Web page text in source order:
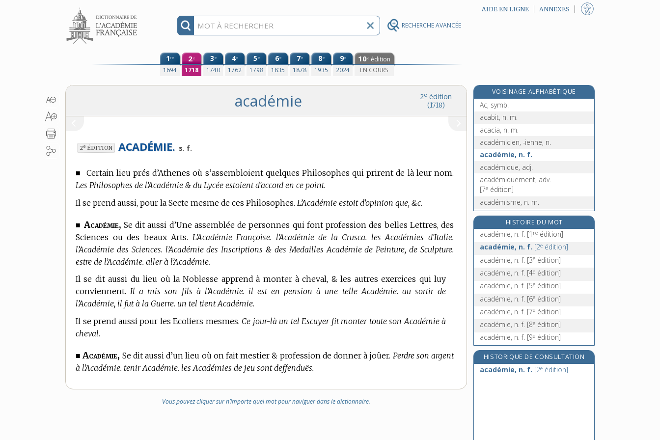
RECHERCHE AVANCÉE
Aller au contenu AIDE EN LIGNE ANNEXES
1re
1694
2e
1718
3e
1740
4e
1762
5e
1798
6e
1835
7e
1878
8e
1935
9e
2024
10e édition
EN COURS
2e édition
(1718)
académie
2e ÉDITION ACADÉMIE. s. f.
■ Certain lieu prés d’Athenes où s’assembloient quelques Philosophes qui prirent de là leur nom.
Les Philosophes de l’Académie & du Lycée estoient d’accord en ce point.
Il se prend aussi, pour la Secte mesme de ces Philosophes. L’Académie estoit d’opinion que, &c.
■ Académie, Se dit aussi d’Une assemblée de personnes qui font profession des belles Lettres, des
Sciences ou des beaux Arts. L’Académie Françoise. l’Académie de la Crusca. les Académies d’Italie.
l’Académie des Sciences. l’Académie des Inscriptions & des Medailles Académie de Peinture, de Sculpture.
estre de l’Académie. aller à l’Académie.
Il se dit aussi du lieu où la Noblesse apprend à monter à cheval, & les autres exercices qui luy
conviennent.Il a mis son fils à l’Académie. il est en pension à une telle Académie. au sortir de
l’Académie, il fut à la Guerre. un tel tient Académie.
Il se prend aussi pour les Ecoliers mesmes. Ce jour-là un tel Escuyer fit monter toute son Académie à
cheval.
■Académie, Se dit aussi d’un lieu où on fait mestier & profession de donner à joüer. Perdre son argent
à l’Académie. tenir Académie. les Académies de jeu sont deffenduës.
Vous pouvez cliquer sur n’importe quel mot pour naviguer dans le dictionnaire.
VOISINAGE ALPHABÉTIQUE
abyssin, -ine, adj.
Ac, symb.
acabit, n. m.
acacia, n. m.
académicien, -ienne, n.
académie, n. f.
académique, adj.
académiquement, adv.
[7e édition]
académisme, n. m.
académiste, n. m.[8eédition]
acadien, -ienne, adj.
acagnarder, v. tr. et pron.
açaï, n. m.
acajou, n. m.
acalculie, n. f.
HISTOIRE DU MOT
académie, n. f. [1 re édition]
académie, n. f. [2e édition]
académie, n. f. [3e édition]
académie, n. f. [4e édition]
académie, n. f. [5e édition]
académie, n. f. [6e édition]
académie, n. f. [7e édition]
académie, n. f. [8e édition]
académie, n. f. [9e édition]
HISTORIQUE DE CONSULTATION
académie, n. f. [2e édition]